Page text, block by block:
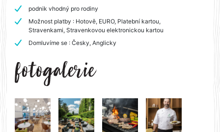
podnik vhodný pro rodiny
Možnost platby : Hotově, EURO, Platební kartou,
Stravenkami, Stravenkovou elektronickou kartou
Domluvíme se : Česky, Anglicky